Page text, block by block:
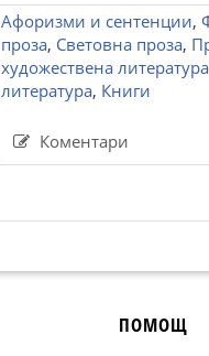
Афоризми и сентенции,
проза, Световна проза,
художествена литература
литература, Книги
Коментари
ПОМОЩ